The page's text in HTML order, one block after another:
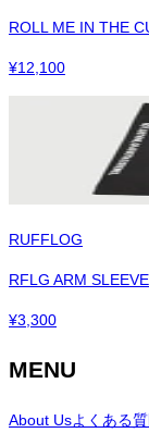
ROLL ME IN THE
¥12,100
RUFFLOG
RFLG ARM
¥3,300
MENU
About Usよくある